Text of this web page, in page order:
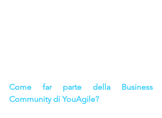
Come far parte della Business
Community di YouAgile?